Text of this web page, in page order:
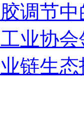
调节
业协
链生